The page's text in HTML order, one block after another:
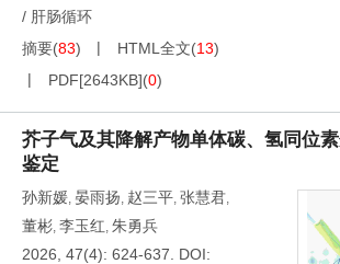
/ 肝肠循环
摘要(83) HTML全文(13)
PDF[2643KB](0)
芥子气及其降解产物单体碳、氢同位
鉴定
孙新媛, 晏雨扬, 赵三平, 张慧君,
董彬, 李玉红, 朱勇兵
2026, 47(4): 624-637.
DOI: